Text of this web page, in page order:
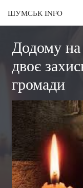
ШУМСЬК INFO
Додому
двоє
громади